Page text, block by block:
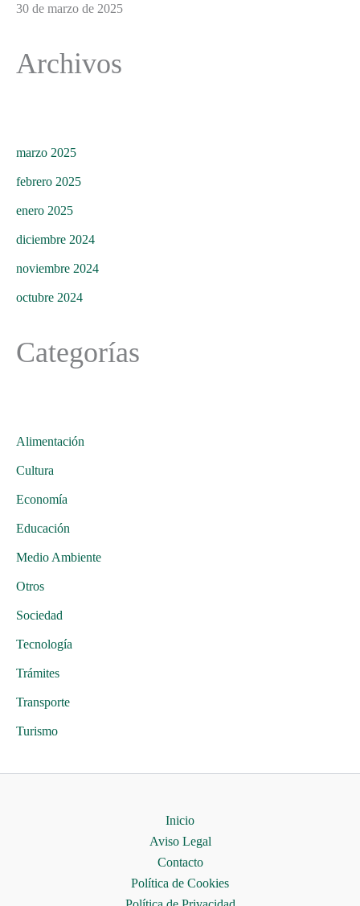
30 de marzo de 2025
Archivos
marzo 2025
febrero 2025
enero 2025
diciembre 2024
noviembre 2024
octubre 2024
Categorías
Alimentación
Cultura
Economía
Educación
Medio Ambiente
Otros
Sociedad
Tecnología
Trámites
Transporte
Turismo
Inicio
Aviso Legal
Contacto
Política de Cookies